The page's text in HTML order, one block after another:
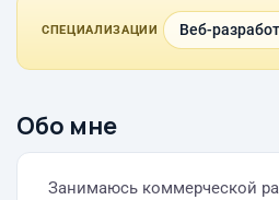
СПЕЦИАЛИЗАЦИИ Веб-
Обо мне
Занимаюсь коммерческой